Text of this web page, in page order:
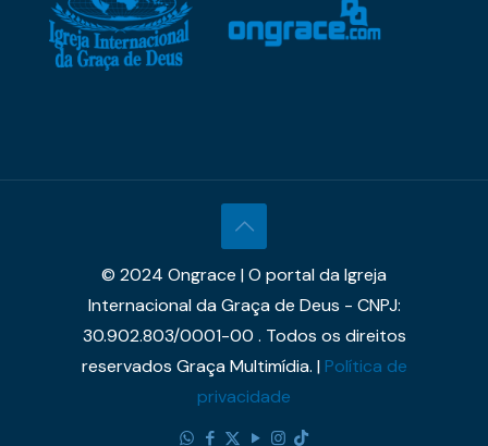
© 2024 Ongrace | O portal da Igreja
Internacional da Graça de Deus - CNPJ:
30.902.803/0001-00 . Todos os direitos
reservados Graça Multimídia. |Política de
privacidade